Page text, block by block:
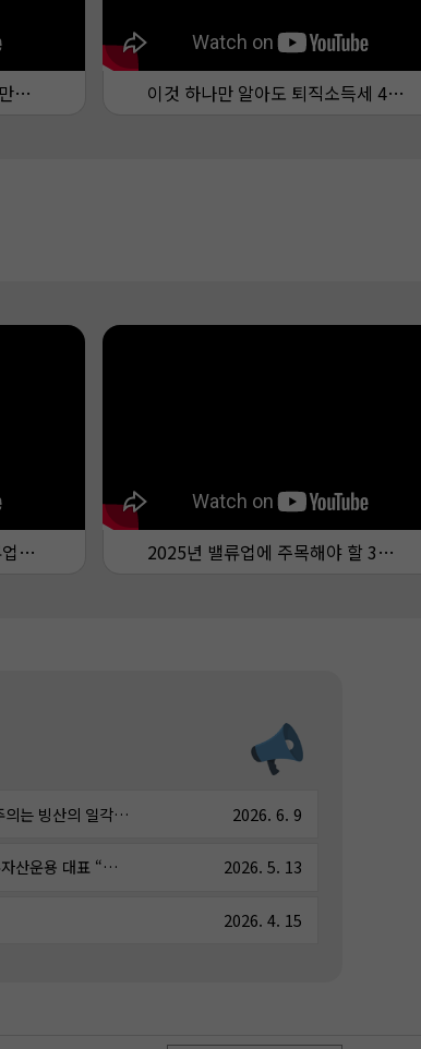
직금 이것 하나만 알아도 퇴직소득세 4000만원 아낄 수 있습니다
밸류업액티브 ETF 2025년 밸류업에 주목해야 할 3가지 이유
[비즈워치] [투자의 품격]트러스톤, 행동주의는 빙산의 일각…전정한 힘은 ‘주식형 강자’ 2026. 6. 9
[아주경제] [아주초대석] 이성원 트러스톤자산운용 대표 “코리아 밸류업 핵심은 ‘자본 재배치’…ROE 높여야 시장 선순환” 2026. 5. 13
2026. 4. 15